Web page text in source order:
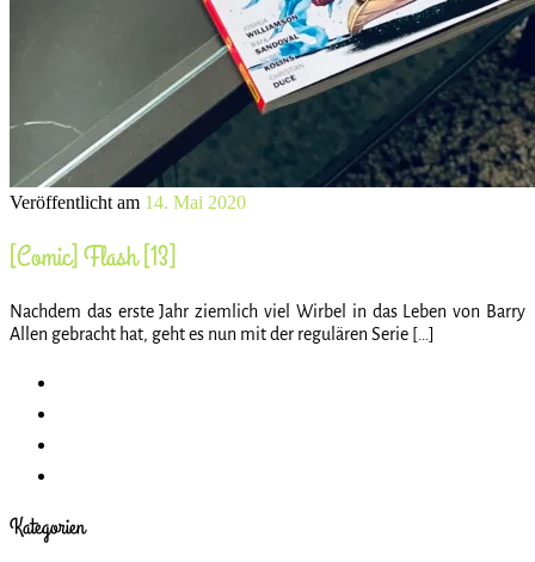
Veröffentlicht am 14. Mai 2020
[Comic] Flash [13]
Nachdem das erste Jahr ziemlich viel Wirbel in das Leben von Barry
Allen gebracht hat, geht es nun mit der regulären Serie […]
Kategorien